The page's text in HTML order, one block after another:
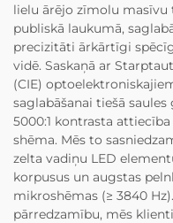
lielu ārējo zīmolu masīvu
publiskā laukumā,
precizitāti ārkārtīgi
vidē. Saskaņā ar
(CIE)
saglabāšanai tiešā
5000:1 kontrasta
shēma. Mēs to
zelta vadiņu LED
korpusus un augstas
mikroshēmas (≥ 3840
pārredzamību, mēs